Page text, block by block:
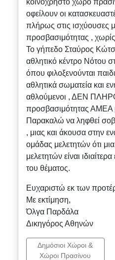
οφείλουν οι
πλήρως στις ισχύουσες
προσβασιμότητας ,
Το γήπεδο Σταύρος
αθλητικό κέντρο Νότου
όπου φιλοξενούνται
αθλητικά σωματεία και
αθλούμενοι , ΔΕΝ
προσβασιμότητας ΑΜΕΑ
Παρακαλώ να ληφθεί
, μιας και άκουσα στην
ομάδας μελετητών ότι
μελετητών είναι
του θέματος.
Ευχαριστώ εκ των
Με εκτίμηση,
Όλγα Παρδάλα
Δικηγόρος Αθηνών
Δημόσιοι Χώροι &
Χώροι Πρασίνου